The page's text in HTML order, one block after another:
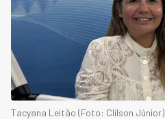
Tacyana Leitão (Foto: Clilson Júnior)